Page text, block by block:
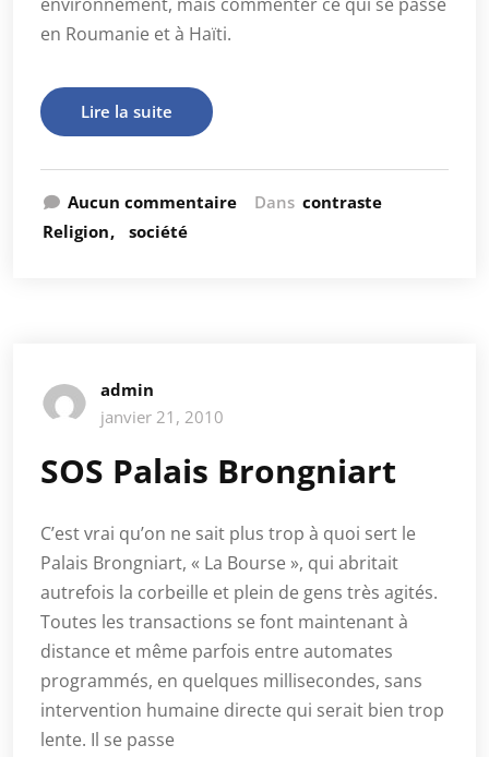
en Roumanie et à Haïti.
Lire la suite
Aucun commentaire Dans contraste
Religion
société
admin
janvier 21, 2010
SOS Palais Brongniart
C’est vrai qu’on ne sait plus trop à quoi sert le
Palais Brongniart, « La Bourse », qui abritait
autrefois la corbeille et plein de gens très agités.
Toutes les transactions se font maintenant à
distance et même parfois entre automates
programmés, en quelques millisecondes, sans
intervention humaine directe qui serait bien trop
lente. Il se passe